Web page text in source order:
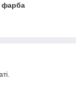
фарба